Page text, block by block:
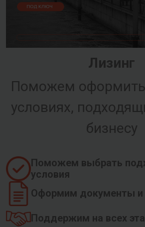
Лизинг
Поможем оформить
условиях,
бизнесу
Поможем выбрать
условия
Оформим документы и
Поддержим на всех